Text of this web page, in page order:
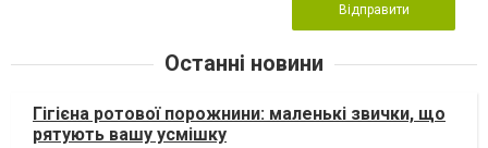
Відправити
Останні новини
Гігієна ротової порожнини: маленькі звички, що
рятують вашу усмішку